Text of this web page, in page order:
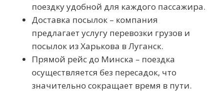
поездку удобной для каждого пассажира.
Доставка посылок – компания
предлагает услугу перевозки грузов и
посылок из Харькова в Луганск.
Прямой рейс до Минска – поездка
осуществляется без пересадок, что
значительно сокращает время в пути.